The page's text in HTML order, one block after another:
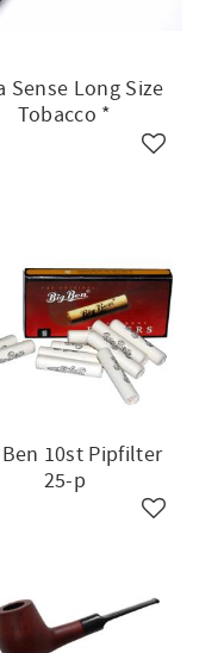
Sense Long Size
Tobacco *
Lägg
10st Pipfilter
25-p
Lägg